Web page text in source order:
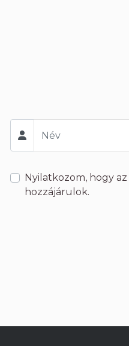
Nyilatkozom, hogy az
hozzájárulok.